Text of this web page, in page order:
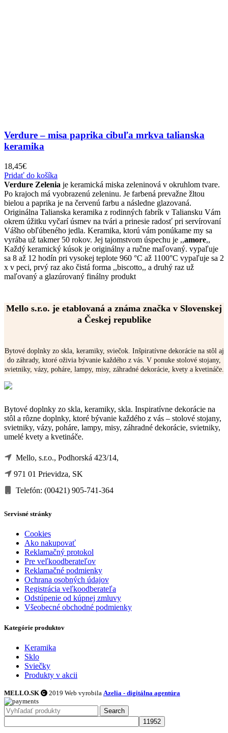
Verdure – misa paprika cibuľa mrkva talianska
keramika
18,45€
Pridať do košíka
Verdure Zelenia je keramická miska zeleninová v okruhlom tvare.
Po krajoch má vyobrazenú zeleninu. Je farbená prevažne žltou
bielou a paprika je na červenú farbu a následne glazovaná.
Originálna Talianska keramika z rodinných fabrík v Taliansku Vám
okrem úžitku vyčarí úsmev na tvári a prinesie radosť pri servírovaní
Vášho obľúbeného jedla. Keramika, ktorú vám ponúkame my sa
vyrába už takmer 50 rokov. Jej tajomstvom úspechu je ,,amore,,
Každý keramický kúsok je originálny a ručne maľovaný. vypaľuje
sa 8 až 12 hodín pri vysokej teplote 960 °C až 1100°C vypaľuje sa 2
x v peci, prvý raz ako čistá forma ,,biscotto,, a druhý raz už
maľovaný a glazúrovaný finálny produkt
Mello s.r.o. je etablovaná a známa značka v Slovenskej
a Českej republike
Bytové doplnky zo skla, keramiky, sviečok. Inšpiratívne dekorácie na stôl aj
do záhrady, ktoré oživia bývanie každého z vás. V ponuke stolové stojany,
svietniky, vázy, poháre, lampy, misy, záhradné dekorácie, kvety a kvetináče.
Bytové doplnky zo skla, keramiky, skla. Inspiratívne dekorácie na
stôl a rôzne doplnky, ktoré bývanie každého z vás – stolové stojany,
svietniky, vázy, poháre, lampy, misy, záhradné dekorácie, svietniky,
umelé kvety a kvetináče.
Mello, s.r.o., Podhorská 423/14,
971 01 Prievidza, SK
Telefón: (00421) 905-741-364
Servisné stránky
Cookies
Ako nakupovať
Reklamačný protokol
Pre veľkoodberateľov
Reklamačné podmienky
Ochrana osobných údajov
Registrácia veľkoodberateľa
Odstúpenie od kúpnej zmluvy
Všeobecné obchodné podmienky
Kategórie produktov
Keramika
Sklo
Sviečky
Produkty v akcii
MELLO.SK 2019 Web vyrobila Azelia - digitálna agentúra
Search